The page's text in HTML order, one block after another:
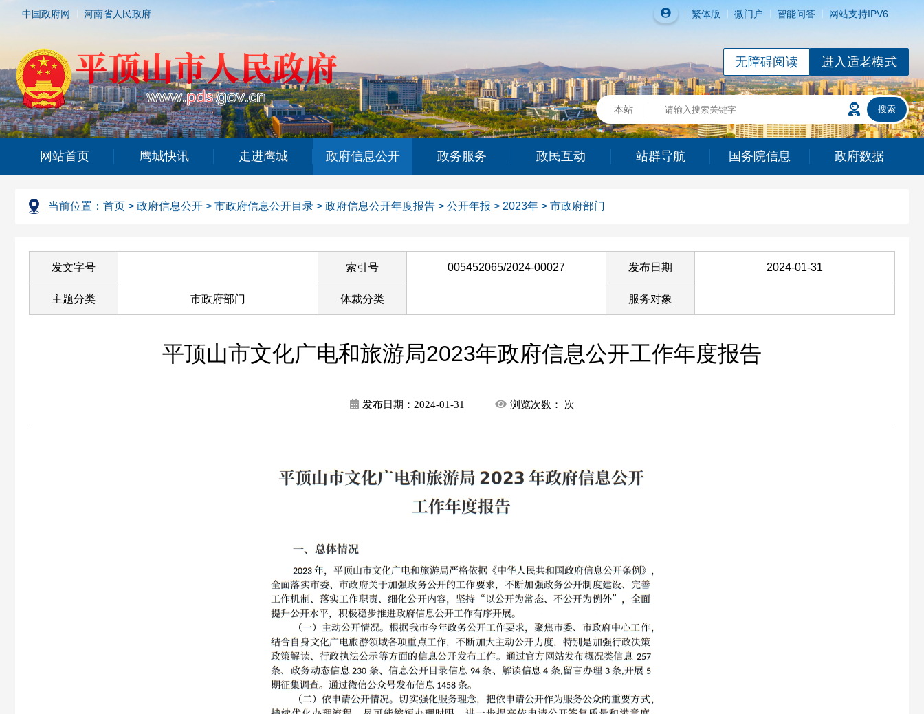
中国政府网 河南省人民政府 繁体版 微门户 智能问答 网站支持IPV6
进入适老模式
无障碍阅读
网站首页 鹰城快讯 走进鹰城 政府信息公开 政务服务 政民互动 站群导航 国务院信息 政府数据
当前位置： 首页 > 政府信息公开 > 市政府信息公开目录 > 政府信息公开年度报告 > 公开年报 > 2023年 > 市政府部门
发文字号 索引号 005452065/2024-00027 发布日期 2024-01-31
主题分类 市政府部门 体裁分类 服务对象
平顶山市文化广电和旅游局2023年政府信息公开工作年度报告
发布日期： 2024-01-31 浏览次数： 次